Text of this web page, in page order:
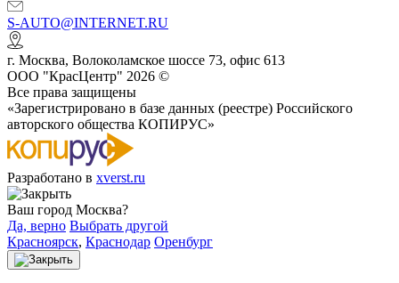
S-AUTO@INTERNET.RU
г. Москва, Волоколамское шоссе 73, офис 613
ООО "КрасЦентр" 2026 ©
Все права защищены
«Зарегистрировано в базе данных (реестре) Российского
авторского общества КОПИРУС»
Разработано в xverst.ru
Ваш город Москва?
Да, верно Выбрать другой
Красноярск, Краснодар Оренбург